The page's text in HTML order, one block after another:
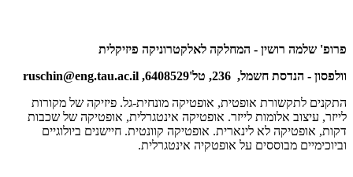
פרופ' שלמה רושין - המחלקה לאלקטרוניקה פיזיקלית
וולפסון - הנדסת חשמל, 236, טל'6408529,
ruschin@eng.tau.ac.il
התקנים לתקשורת אופטית, אופטיקה מונחית-גל. פיזיקה של מקורות
לייזר, עיצוב אלומות לייזר. אופטיקה אינטגרלית, אופטיקה של שכבות
דקות, אופטיקה לא לינארית. אופטיקה קוונטית. חיישנים ביולוגיים
וביוכימיים מבוססים על אופטקיה אינטגרלית.